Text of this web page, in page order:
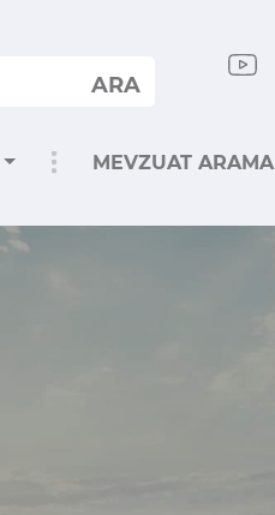
ARA
MEVZUAT ARAMA